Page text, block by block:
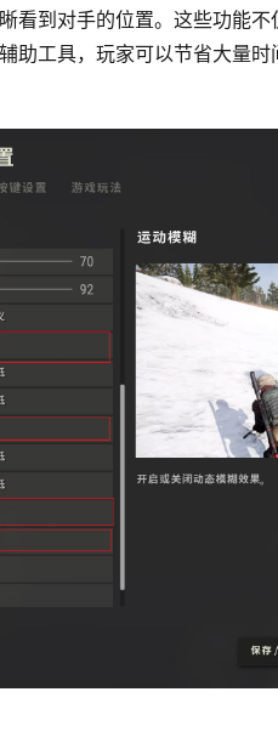
看到对手的位置。这些功能
助工具，玩家可以节省大量